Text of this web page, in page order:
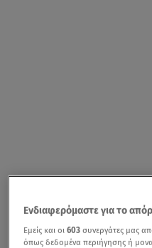
Ενδιαφερόμαστε για το
Εμείς και οι603 συνεργάτες μας
όπως δεδομένα περιήγησης ή